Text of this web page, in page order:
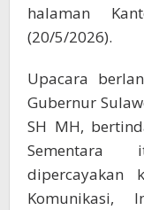
halaman
(20/5/2026).
Upacara
Gubernur
SH MH,
Sementara
dipercayakan
Komunikasi,